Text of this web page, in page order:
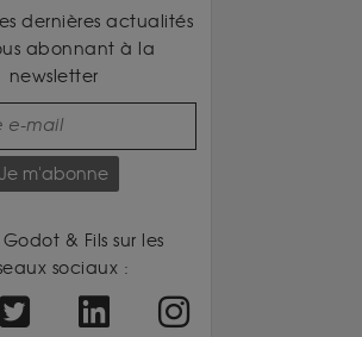
dernières actualités
abonnant à la
newsletter
Je m'abonne
& Fils sur les
sociaux :